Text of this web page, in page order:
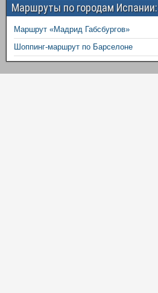
Маршруты по городам Испании:
Маршрут «Мадрид Габсбургов»
Шоппинг-маршрут по Барселоне